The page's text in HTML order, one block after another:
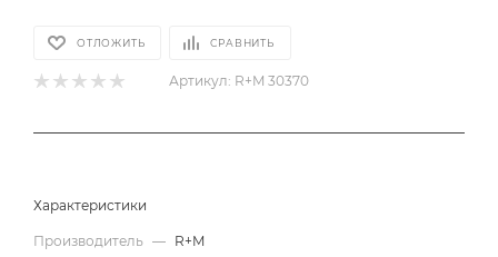
ОТЛОЖИТЬ СРАВНИТЬ
Артикул: R+M 30370
Характеристики
Производитель — R+M